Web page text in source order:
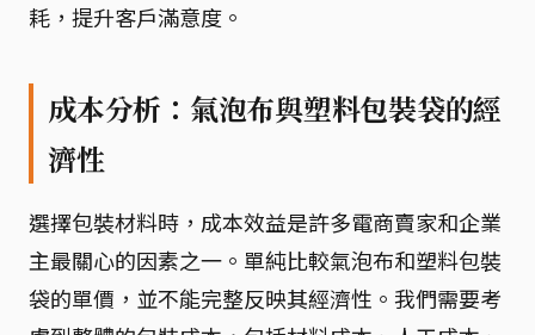
耗，提升客戶滿意度。
成本分析：氣泡布與塑料包裝袋的經
濟性
選擇包裝材料時，成本效益是許多電商賣家和企業
主最關心的因素之一。單純比較氣泡布和塑料包裝
袋的單價，並不能完整反映其經濟性。我們需要考